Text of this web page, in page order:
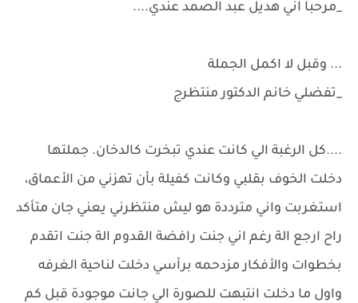
_مرحبا اني هديل عبد الصمد عندي....
... وقبل لا اكمل الجملة
_تفضلي خانم الدكتور منتظرج
....كل الرغبة الي كانت عندي تبخرت كالدخان. جملتها
دخلت الخوف بقلبي وكانت كفيلة بأن تهزني من الأعماق،
استغربت واني مترددة هو ليش منتظرني يعني جان متأكد
راح ارجع الة رغم اني جنت رافضة القدوم الة جنت اتقدم
بخطوات والأفكار مزدحمه برأسي دخلت لناحية الغرفه
واول ما دخلت انتبهت للصورة الي جانت موجودة قبل كم